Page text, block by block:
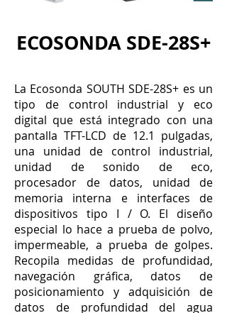
ECOSONDA SDE-28S+
La Ecosonda SOUTH SDE-28S+ es un
tipo de control industrial y eco
digital que está integrado con una
pantalla TFT-LCD de 12.1 pulgadas,
una unidad de control industrial,
unidad de sonido de eco,
procesador de datos, unidad de
memoria interna e interfaces de
dispositivos tipo I / O. El diseño
especial lo hace a prueba de polvo,
impermeable, a prueba de golpes.
Recopila medidas de profundidad,
navegación gráfica, datos de
posicionamiento y adquisición de
datos de profundidad del agua